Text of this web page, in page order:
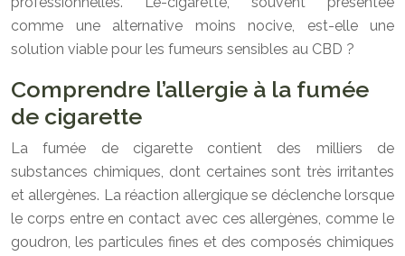
comme une alternative moins nocive, est-elle une
solution viable pour les fumeurs sensibles au CBD ?
Comprendre l’allergie à la fumée
de cigarette
La fumée de cigarette contient des milliers de
substances chimiques, dont certaines sont très irritantes
et allergènes. La réaction allergique se déclenche lorsque
le corps entre en contact avec ces allergènes, comme le
goudron, les particules fines et des composés chimiques